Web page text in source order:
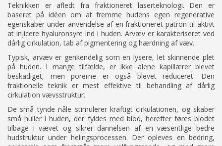
Teknikken er afledt fra fraktioneret laserteknologi. Den er
baseret på idéen om at fremme hudens egen regenerative
egenskaber under anvendelse af en fraktioneret patron til aktivt
at injicere hyaluronsyre ind i huden. Arvæv er karakteriseret ved
dårlig cirkulation, tab af pigmentering og hærdning af væv.
Typisk, arvæv er genkendelig som en lysere, let skinnende plet
på huden. I mange tilfælde, er ikke alene kapillærer blevet
beskadiget, men porerne er også blevet reduceret. Den
fraktionelle teknik er mest effektive til behandling af dårlig
cirkulation vævsstruktur.
De små tynde nåle stimulerer kraftigt cirkulationen, og skaber
små huller i huden, der fyldes med blod, herefter føres blodet
tilbage i vævet og sikrer dannelsen af en væsentlige bedre
hudstruktur under helingsprocessen. Der opleves en bedring,